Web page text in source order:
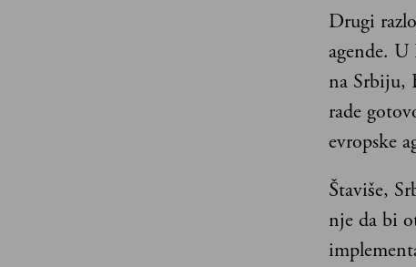
Drugi
agende.
na Srbiju,
rade
evropske
Štaviše,
nje da bi